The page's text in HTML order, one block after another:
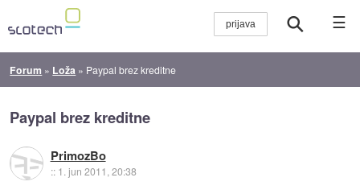
☰
Forum » Loža » Paypal brez kreditne
Paypal brez kreditne
PrimozBo
:: 1. jun 2011, 20:38